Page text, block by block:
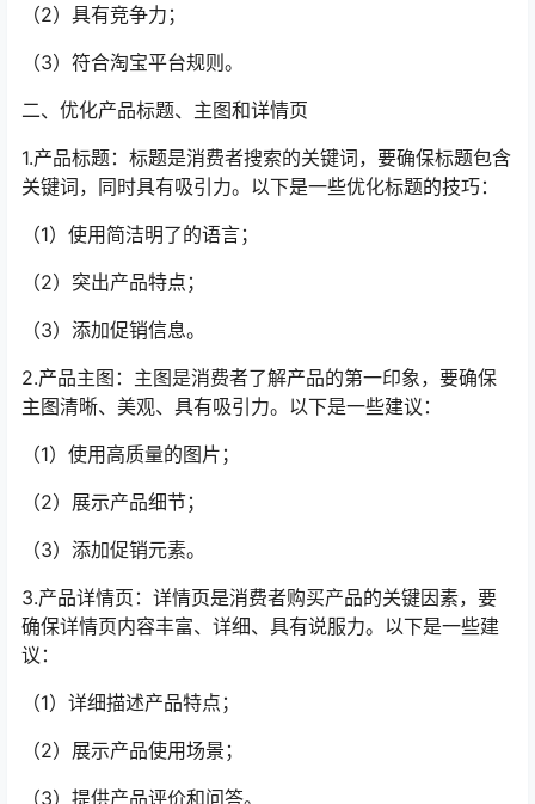
（2）具有竞争力；
（3）符合淘宝平台规则。
二、优化产品标题、主图和详情页
1.产品标题：标题是消费者搜索的关键词，要确保标题包含
关键词，同时具有吸引力。以下是一些优化标题的技巧：
（1）使用简洁明了的语言；
（2）突出产品特点；
（3）添加促销信息。
2.产品主图：主图是消费者了解产品的第一印象，要确保
主图清晰、美观、具有吸引力。以下是一些建议：
（1）使用高质量的图片；
（2）展示产品细节；
（3）添加促销元素。
3.产品详情页：详情页是消费者购买产品的关键因素，要
确保详情页内容丰富、详细、具有说服力。以下是一些建
议：
（1）详细描述产品特点；
（2）展示产品使用场景；
（3）提供产品评价和问答。